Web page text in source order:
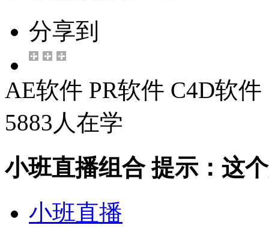
分享到
AE软件 PR软件 C4D软件
5883人在学
小班直播组合提示：这
小班直播